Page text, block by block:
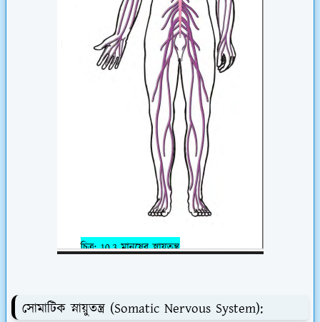
সোমাটিক স্নায়ুতন্ত্র (Somatic Nervous System):